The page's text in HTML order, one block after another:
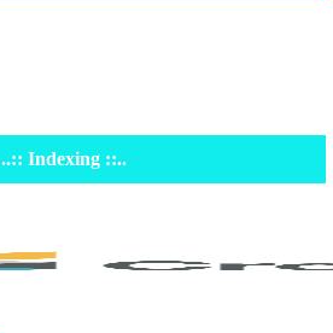
..:: Indexing ::..